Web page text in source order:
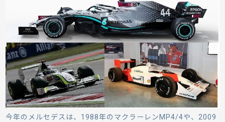
今年のメルセデスは、1988年のマクラーレンMP4/4や、2009